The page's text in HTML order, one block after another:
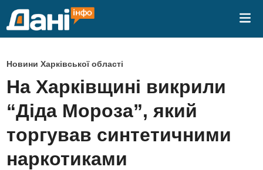
P
o
s
t
e
d
Новини Харківської області
На Харківщині викрили
“Діда Мороза”, який
торгував синтетичними
наркотиками